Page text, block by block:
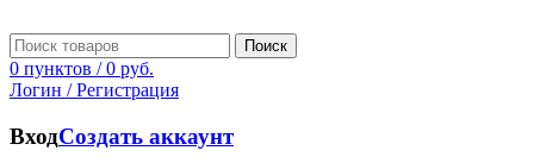
Поиск
0 пунктов / 0 руб.
Логин / Регистрация
ВходСоздать аккаунт